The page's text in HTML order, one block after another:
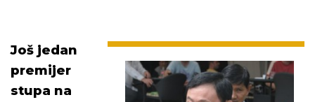
Još jedan
premijer
stupa na